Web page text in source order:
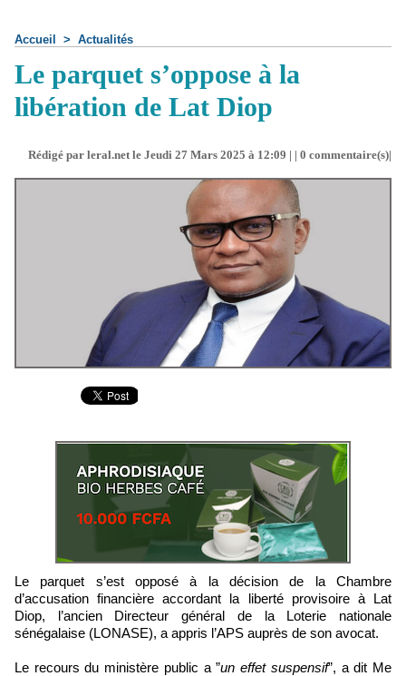
Accueil > Actualités
Le parquet s’oppose à la
libération de Lat Diop
Rédigé par leral.net le Jeudi 27 Mars 2025 à 12:09 | | 0 commentaire(s)|
Le parquet s’est opposé à la décision de la Chambre
d’accusation financière accordant la liberté provisoire à Lat
Diop, l’ancien Directeur général de la Loterie nationale
sénégalaise (LONASE), a appris l’APS auprès de son avocat.
Le recours du ministère public a ”un effet suspensif”, a dit Me